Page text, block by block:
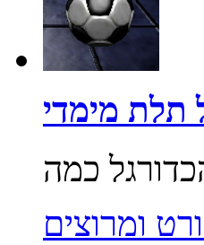
תלת מימדי
ומרוצים